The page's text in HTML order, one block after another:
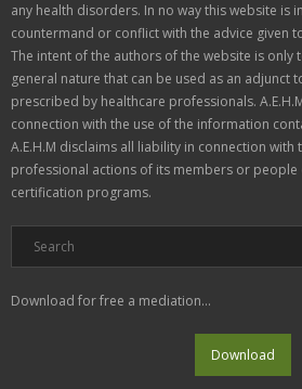
any health disorders. In no way this website is
countermand or conflict with the advice given
The intent of the authors of the website is
general nature that can be used as an adjunct
prescribed by healthcare professionals.
connection with the use of the information
A.E.H.M disclaims all liability in connection
professional actions of its members or people
certification programs.
Download for free a mediation...